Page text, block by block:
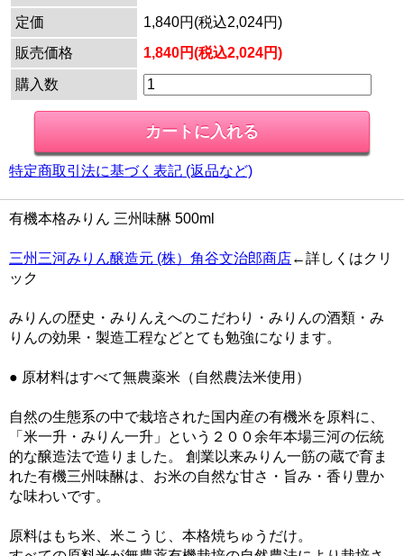
定価
1,840円(税込2,024円)
販売価格
1,840円(税込2,024円)
購入数
特定商取引法に基づく表記 (返品など)
有機本格みりん 三州味醂 500ml
三州三河みりん醸造元 (株）角谷文治郎商店←詳しくはクリ
ック
みりんの歴史・みりんえへのこだわり・みりんの酒類・み
りんの効果・製造工程などとても勉強になります。
● 原材料はすべて無農薬米（自然農法米使用）
自然の生態系の中で栽培された国内産の有機米を原料に、
「米一升・みりん一升」という２００余年本場三河の伝統
的な醸造法で造りました。 創業以来みりん一筋の蔵で育ま
れた有機三州味醂は、お米の自然な甘さ・旨み・香り豊か
な味わいです。
原料はもち米、米こうじ、本格焼ちゅうだけ。